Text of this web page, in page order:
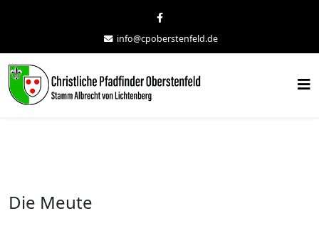
info@cpoberstenfeld.de
Die Meute